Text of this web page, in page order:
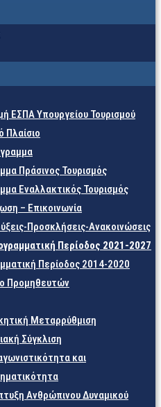
ΕΣΠΑ Υπουργείου Τουρισμού
Πλαίσιο
Πράσινος Τουρισμός
Εναλλακτικός Τουρισμός
– Επικοινωνία
Προσκλήσεις-Ανακοινώσεις
Περίοδος 2021-2027
Περίοδος 2014-2020
Προμηθευτών
Μεταρρύθμιση
Σύγκλιση
και
Ανθρώπινου Δυναμικού